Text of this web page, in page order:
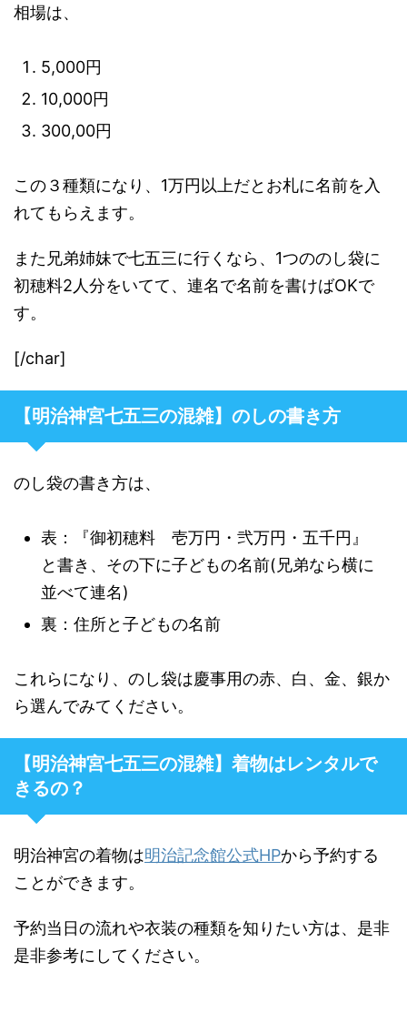
相場は、
5,000円
10,000円
300,00円
この３種類になり、1万円以上だとお札に名前を入
れてもらえます。
また兄弟姉妹で七五三に行くなら、1つののし袋に
初穂料2人分をいてて、連名で名前を書けばOKで
す。
[/char]
【明治神宮七五三の混雑】のしの書き方
のし袋の書き方は、
表：『御初穂料 壱万円・弐万円・五千円』
と書き、その下に子どもの名前(兄弟なら横に
並べて連名)
裏：住所と子どもの名前
これらになり、のし袋は慶事用の赤、白、金、銀か
ら選んでみてください。
【明治神宮七五三の混雑】着物はレンタルで
きるの？
明治神宮の着物は明治記念館公式HPから予約する
ことができます。
予約当日の流れや衣装の種類を知りたい方は、是非
是非参考にしてください。